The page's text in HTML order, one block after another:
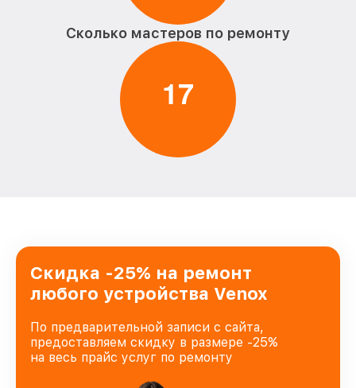
Сколько мастеров по ремонту
17
Скидка -25% на ремонт
любого устройства Venox
По предварительной записи с сайта,
предоставляем скидку в размере -25%
на весь прайс услуг по ремонту